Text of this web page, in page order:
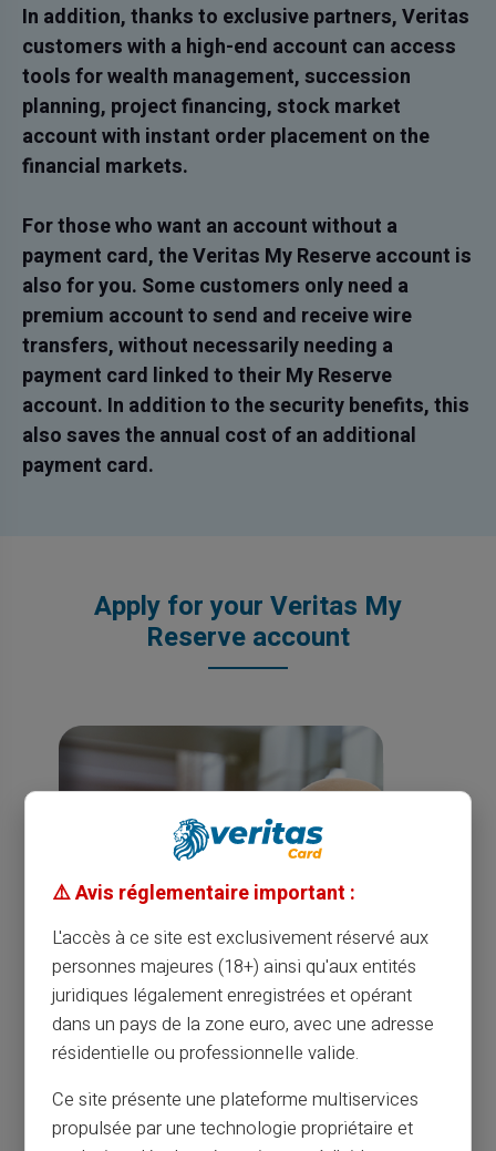
In addition, thanks to exclusive partners, Veritas
customers with a high-end account can access
tools for wealth management, succession
planning, project financing, stock market
account with instant order placement on the
financial markets.
For those who want an account without a
payment card, the Veritas My Reserve account is
also for you. Some customers only need a
premium account to send and receive wire
transfers, without necessarily needing a
payment card linked to their My Reserve
account. In addition to the security benefits, this
also saves the annual cost of an additional
payment card.
Apply for your Veritas My
Reserve account
⚠️ Avis réglementaire important :
L'accès à ce site est exclusivement réservé aux
personnes majeures (18+) ainsi qu'aux entités
juridiques légalement enregistrées et opérant
dans un pays de la zone euro, avec une adresse
résidentielle ou professionnelle valide.
Ce site présente une plateforme multiservices
propulsée par une technologie propriétaire et